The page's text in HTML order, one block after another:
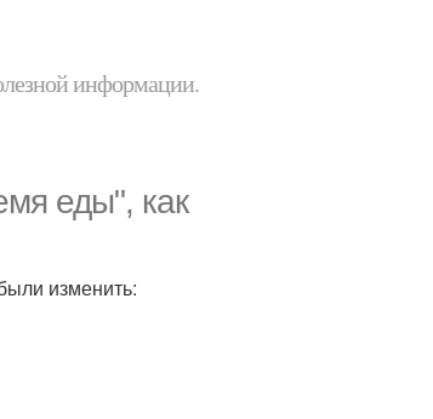
информации.
еды", как
изменить: